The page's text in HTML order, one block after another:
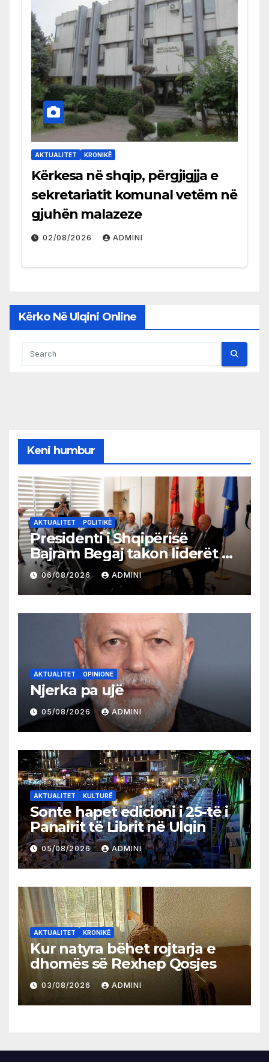
AKTUALITET KRONIKË
Kërkesa në shqip, përgjigjja e
sekretariatit komunal vetëm në
gjuhën malazeze
02/08/2026 ADMINI
Kërko Në Ulqini Online
Keni humbur
AKTUALITET POLITIKË
Presidenti i Shqipërisë
Bajram Begaj takon liderët e
partive shqiptare në Ulqin
06/08/2026 ADMINI
AKTUALITET OPINIONE
Njerka pa ujë
05/08/2026 ADMINI
AKTUALITET KULTURË
Sonte hapet edicioni i 25-të i
Panairit të Librit në Ulqin
05/08/2026 ADMINI
AKTUALITET KRONIKË
Kur natyra bëhet rojtarja e
dhomës së Rexhep Qosjes
03/08/2026 ADMINI